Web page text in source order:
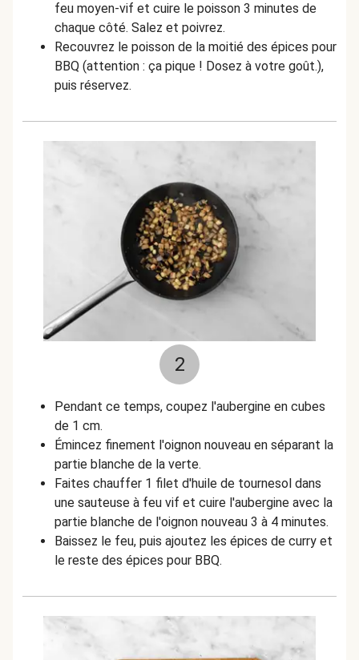
feu moyen-vif et cuire le poisson 3 minutes de
chaque côté. Salez et poivrez.
Recouvrez le poisson de la moitié des épices pour
BBQ (attention : ça pique ! Dosez à votre goût.),
puis réservez.
2
Pendant ce temps, coupez l'aubergine en cubes
de 1 cm.
Émincez finement l'oignon nouveau en séparant la
partie blanche de la verte.
Faites chauffer 1 filet d'huile de tournesol dans
une sauteuse à feu vif et cuire l'aubergine avec la
partie blanche de l'oignon nouveau 3 à 4 minutes.
Baissez le feu, puis ajoutez les épices de curry et
le reste des épices pour BBQ.